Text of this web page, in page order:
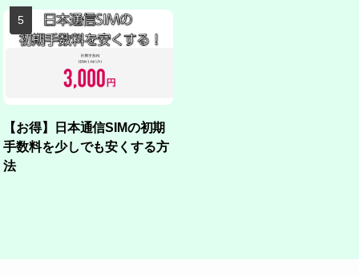
【お得】日本通信SIMの初期
手数料を少しでも安くする方
法